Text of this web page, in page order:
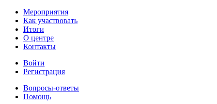
Мероприятия
Как участвовать
Итоги
О центре
Контакты
Войти
Регистрация
Вопросы-ответы
Помощь